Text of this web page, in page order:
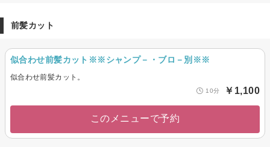
前髪カット
似合わせ前髪カット※※シャンプ－・ブロ－別※※
似合わせ前髪カット。
10分 ￥1,100
このメニューで予約